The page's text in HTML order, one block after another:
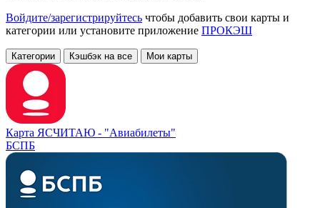
Войдите/зарегистрируйтесь чтобы добавить свои карты и
категории или установите приложение ПРОКЭШ
Категории Кэшбэк на все Мои карты
Карта ЯСЧИТАЮ - "Авиабилеты"
БСПБ